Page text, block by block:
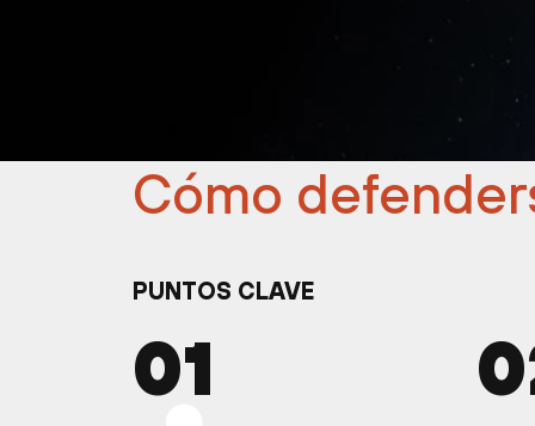
Cómo
PUNTOS CLAVE
01